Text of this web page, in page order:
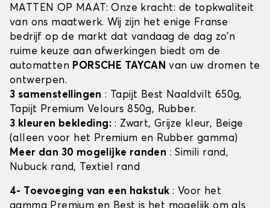
MATTEN OP MAAT: Onze kracht: de topkwaliteit
van ons maatwerk. Wij zijn het enige Franse
bedrijf op de markt dat vandaag de dag zo'n
ruime keuze aan afwerkingen biedt om de
automatten PORSCHE TAYCAN van uw dromen te
ontwerpen.
3 samenstellingen : Tapijt Best Naaldvilt 650g,
Tapijt Premium Velours 850g, Rubber.
3 kleuren bekleding: : Zwart, Grijze kleur, Beige
(alleen voor het Premium en Rubber gamma)
Meer dan 30 mogelijke randen : Simili rand,
Nubuck rand, Textiel rand
4- Toevoeging van een hakstuk : Voor het